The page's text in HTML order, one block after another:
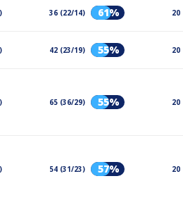
36 (22/14) 61% 20
42 (23/19) 55% 20
65 (36/29) 55% 20
54 (31/23) 57% 20